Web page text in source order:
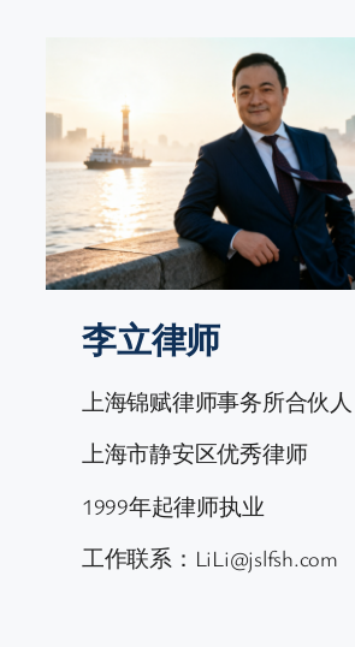
李立律师
上海锦赋律师事务所合伙人
上海市静安区优秀律师
1999年起律师执业
工作联系：LiLi@jslfsh.com